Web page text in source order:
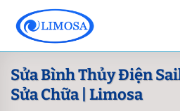
content
Sửa Bình Thủy Điện
Sửa Chữa | Limosa